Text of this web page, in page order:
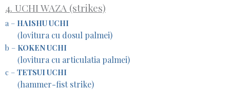
4. UCHI WAZA (strikes)
a – HAISHU UCHI
(lovitura cu dosul palmei)
b – KOKEN UCHI
(lovitura cu articulatia palmei)
c – TETSUI UCHI
(hammer-fist strike)